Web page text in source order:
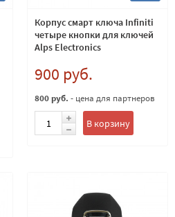
Корпус смарт ключа Infiniti
четыре кнопки для ключей
Alps Electronics
900 руб.
800 руб. - цена для партнеров
В корзину